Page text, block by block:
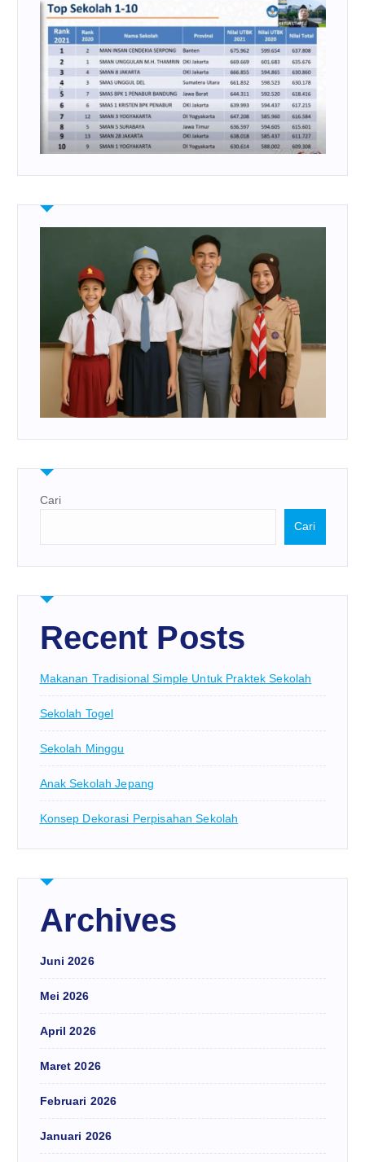
Cari
Cari
Recent Posts
Makanan Tradisional Simple Untuk Praktek Sekolah
Sekolah Togel
Sekolah Minggu
Anak Sekolah Jepang
Konsep Dekorasi Perpisahan Sekolah
Archives
Juni 2026
Mei 2026
April 2026
Maret 2026
Februari 2026
Januari 2026